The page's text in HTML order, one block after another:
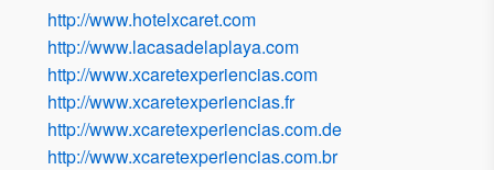
http://www.hotelxcaret.com
http://www.lacasadelaplaya.com
http://www.xcaretexperiencias.com
http://www.xcaretexperiencias.fr
http://www.xcaretexperiencias.com.de
http://www.xcaretexperiencias.com.br